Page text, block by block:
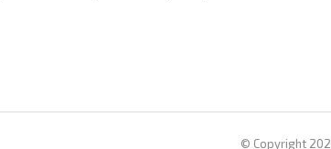
© Copyright